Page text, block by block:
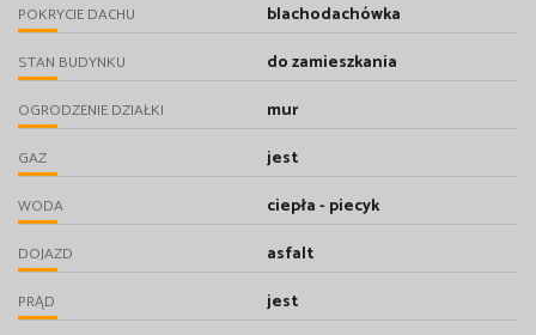
POKRYCIE DACHU blachodachówka
STAN BUDYNKU do zamieszkania
OGRODZENIE DZIAŁKI mur
GAZ jest
WODA ciepła - piecyk
DOJAZD asfalt
PRĄD jest